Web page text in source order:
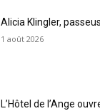
Alicia Klingler,
1 août 2026
L’Hôtel de l’Ange